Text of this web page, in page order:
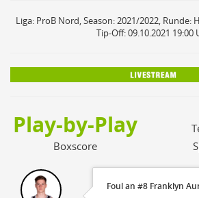
Liga: ProB Nord, Season: 2021/2022, Runde:
Tip-Off: 09.10.2021 19:00
Play-by-Play
Boxscore
Foul an #8 Franklyn